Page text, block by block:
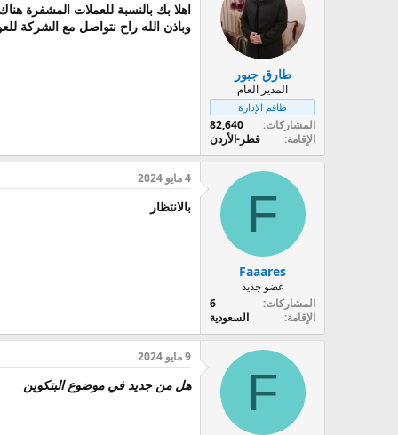
طارق جبور
المدير العام
طاقم الإدارة
المشاركات
82,640
الإقامة
قطر-الأردن
اهلا بك بالنسبة للعملات المشفرة هناك 5 أيام بدون
وباذن الله راح نتواصل مع الشركة
F
Faaares
عضو جديد
المشاركات
6
الإقامة
السعودية
4 مايو 2024
بالانتظار
F
9 مايو 2024
هل من جديد في موضوع البتكوين